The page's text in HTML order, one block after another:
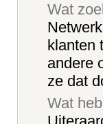
Wat
klanten
andere
ze dat
Wat